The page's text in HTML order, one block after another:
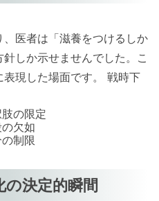
医者は「滋養をつけるしか
しか示せませんでした。こ
現した場面です。 戦時下
の限定
欠如
制限
決定的瞬間